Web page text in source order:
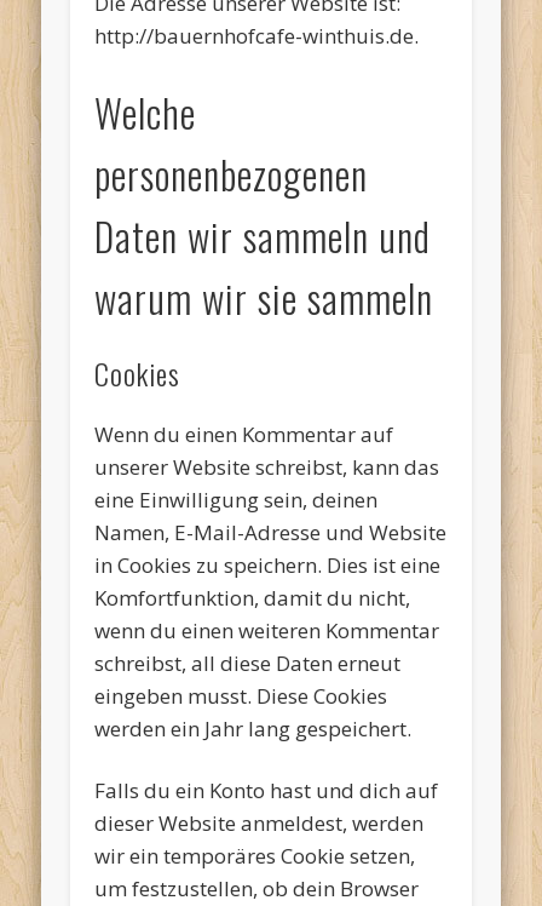
http://bauernhofcafe-winthuis.de.
Welche
personenbezogenen
Daten wir sammeln und
warum wir sie sammeln
Cookies
Wenn du einen Kommentar auf
unserer Website schreibst, kann das
eine Einwilligung sein, deinen
Namen, E-Mail-Adresse und Website
in Cookies zu speichern. Dies ist eine
Komfortfunktion, damit du nicht,
wenn du einen weiteren Kommentar
schreibst, all diese Daten erneut
eingeben musst. Diese Cookies
werden ein Jahr lang gespeichert.
Falls du ein Konto hast und dich auf
dieser Website anmeldest, werden
wir ein temporäres Cookie setzen,
um festzustellen, ob dein Browser